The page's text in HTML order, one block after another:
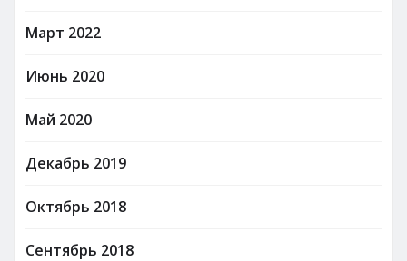
Март 2022
Июнь 2020
Май 2020
Декабрь 2019
Октябрь 2018
Сентябрь 2018